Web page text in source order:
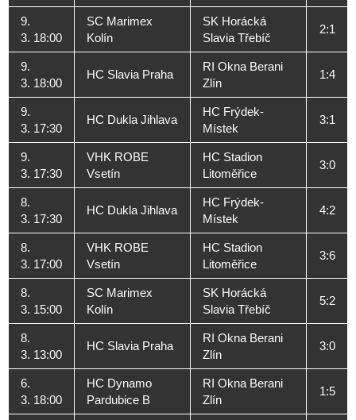
9.
3. 18:00
SC Marimex
Kolín
SK Horácká
Slavia Třebíč
2:1
9.
3. 18:00
HC Slavia Praha
RI Okna Berani
Zlín
1:4
9.
3. 17:30
HC Dukla Jihlava
HC Frýdek-
Místek
3:1
9.
3. 17:30
VHK ROBE
Vsetín
HC Stadion
Litoměřice
3:0
8.
3. 17:30
HC Dukla Jihlava
HC Frýdek-
Místek
4:2
8.
3. 17:00
VHK ROBE
Vsetín
HC Stadion
Litoměřice
3:6
8.
3. 15:00
SC Marimex
Kolín
SK Horácká
Slavia Třebíč
5:2
8.
3. 13:00
HC Slavia Praha
RI Okna Berani
Zlín
3:0
6.
3. 18:00
HC Dynamo
Pardubice B
RI Okna Berani
Zlín
1:5